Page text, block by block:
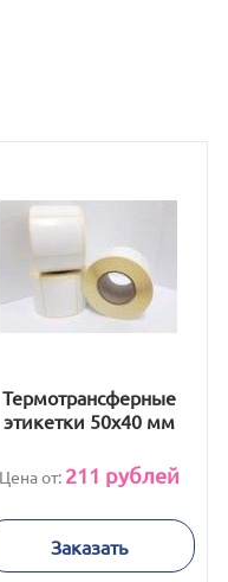
Термотрансферные
этикетки 50x40 мм
Цена от: 211 рублей
Заказать